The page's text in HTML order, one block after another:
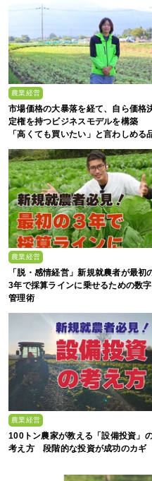
農業経営
市場価格の大暴落を経て、自ら価格
定権を持つビジネスモデルを構築
「高くても買いたい」と言わしめる
質を生み出すのは
農業経営
「脱・感情経営」新規就農者が最初
3年で採算ラインに乗せるための数字
管理術
農業経営
100トン農家が教える「設備投資」
考え方 段階的な投資が成功のカギ